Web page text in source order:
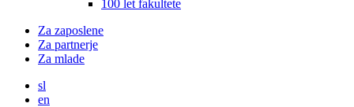
100 let fakultete
Za zaposlene
Za partnerje
Za mlade
sl
en